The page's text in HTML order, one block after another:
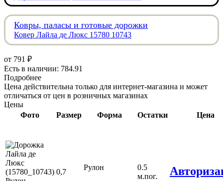
Ковры, паласы и готовые дорожки
Ковер Лайла де Люкс 15780 10743
от 791 ₽
Есть в наличии: 784.91
Подробнее
Цена действительна только для интернет-магазина и может
отличаться от цен в розничных магазинах
Цены
Фото
Размер Форма Остатки Цена
0,7
Рулон
0.5
м.пог.